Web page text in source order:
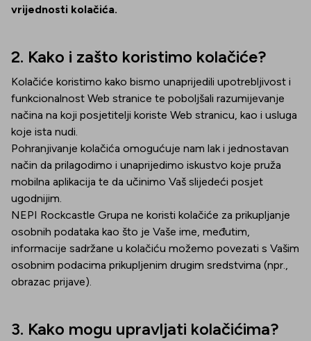
vrijednosti kolačića.
2. Kako i zašto koristimo kolačiće?
Kolačiće koristimo kako bismo unaprijedili upotrebljivost i
funkcionalnost Web stranice te poboljšali razumijevanje
načina na koji posjetitelji koriste Web stranicu, kao i usluga
koje ista nudi.
Pohranjivanje kolačića omogućuje nam lak i jednostavan
način da prilagodimo i unaprijedimo iskustvo koje pruža
mobilna aplikacija te da učinimo Vaš slijedeći posjet
ugodnijim.
NEPI Rockcastle Grupa ne koristi kolačiće za prikupljanje
osobnih podataka kao što je Vaše ime, međutim,
informacije sadržane u kolačiću možemo povezati s Vašim
osobnim podacima prikupljenim drugim sredstvima (npr.,
obrazac prijave).
3. Kako mogu upravljati kolačićima?